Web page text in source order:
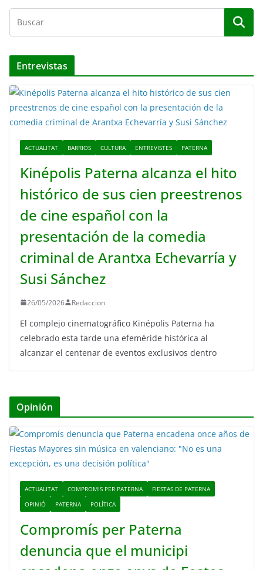
Entrevistas
ACTUALITAT BARRIOS CULTURA ENTREVISTES PATERNA
Kinépolis Paterna alcanza el hito
histórico de sus cien preestrenos
de cine español con la
presentación de la comedia
criminal de Arantxa Echevarría y
Susi Sánchez
26/05/2026 Redaccion
El complejo cinematográfico Kinépolis Paterna ha
celebrado esta tarde una efeméride histórica al
alcanzar el centenar de eventos exclusivos dentro
Opinión
ACTUALITAT COMPROMIS PER PATERNA
FIESTAS DE PATERNA
OPINIÓ
PATERNA POLÍTICA
Compromís per Paterna
denuncia que el municipi